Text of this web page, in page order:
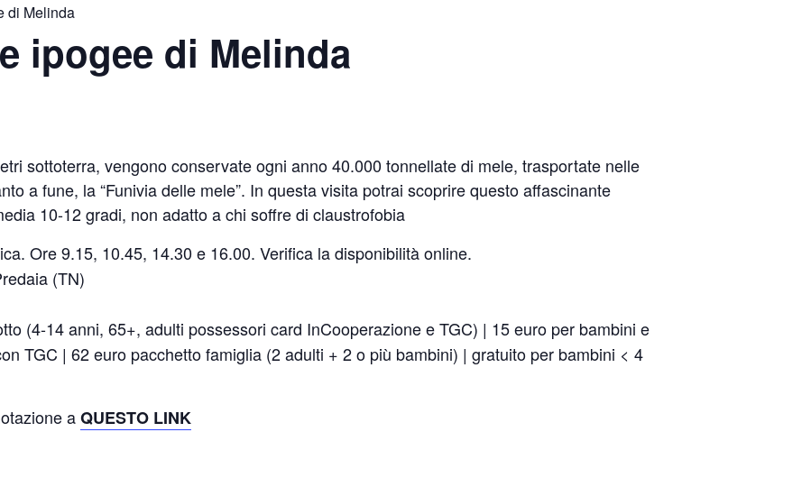
di Melinda
ipogee di Melinda
sottoterra, vengono conservate ogni anno 40.000 tonnellate di mele, trasportate nelle
a fune, la “Funivia delle mele”. In questa visita potrai scoprire questo affascinante
10-12 gradi, non adatto a chi soffre di claustrofobia
Ore 9.15, 10.45, 14.30 e 16.00. Verifica la disponibilità online.
(TN)
(4-14 anni, 65+, adulti possessori card InCooperazione e TGC) | 15 euro per bambini e
TGC | 62 euro pacchetto famiglia (2 adulti + 2 o più bambini) | gratuito per bambini < 4
aQUESTO LINK